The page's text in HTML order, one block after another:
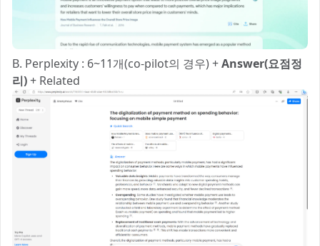
B. Perplexity : 6~11개(co-pilot의 경우) +Answer(요점정
리)+ Related